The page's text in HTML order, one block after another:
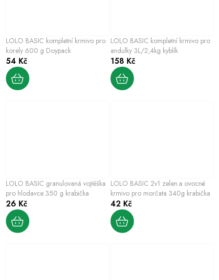
LOLO BASIC kompletní krmivo pro
korely 600 g Doypack
54 Kč
LOLO BASIC kompletní krmivo pro
andulky 3L/2,4kg kyblík
158 Kč
LOLO BASIC granulovaná vojtěška
pro hlodavce 350 g krabička
26 Kč
LOLO BASIC 2v1 zelen.a ovocné
krmivo pro morčata 340g krabička
42 Kč